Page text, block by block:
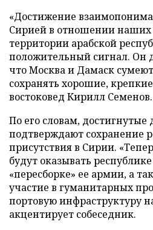
«Достижение
Сирией в отношении наших
территории арабской
положительный сигнал. Он
что Москва и Дамаск
сохранять хорошие,
востоковед Кирилл Семенов.
По его словам, достигнутые
подтверждают сохранение
присутствия в Сирии.
будут оказывать
«пересборке» ее армии, а
участие в гуманитарных
портовую инфраструктуру
акцентирует собеседник.